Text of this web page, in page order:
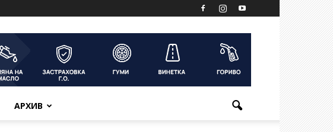
АРХИВ